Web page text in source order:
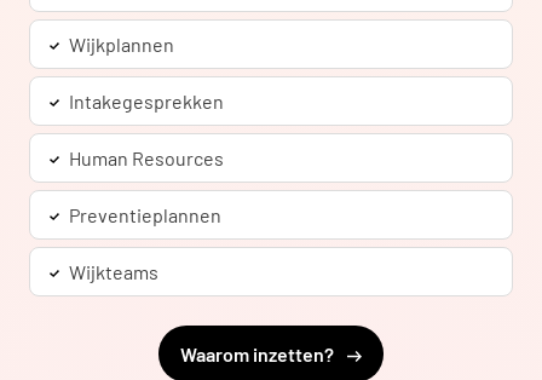
Wijkplannen
Intakegesprekken
Human Resources
Preventieplannen
Wijkteams
Waarom inzetten?